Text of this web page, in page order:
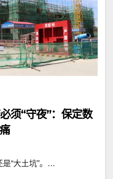
须“守夜”：保定数
“大土坑”。…